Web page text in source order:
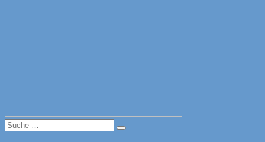
Suche
nach:
Suche